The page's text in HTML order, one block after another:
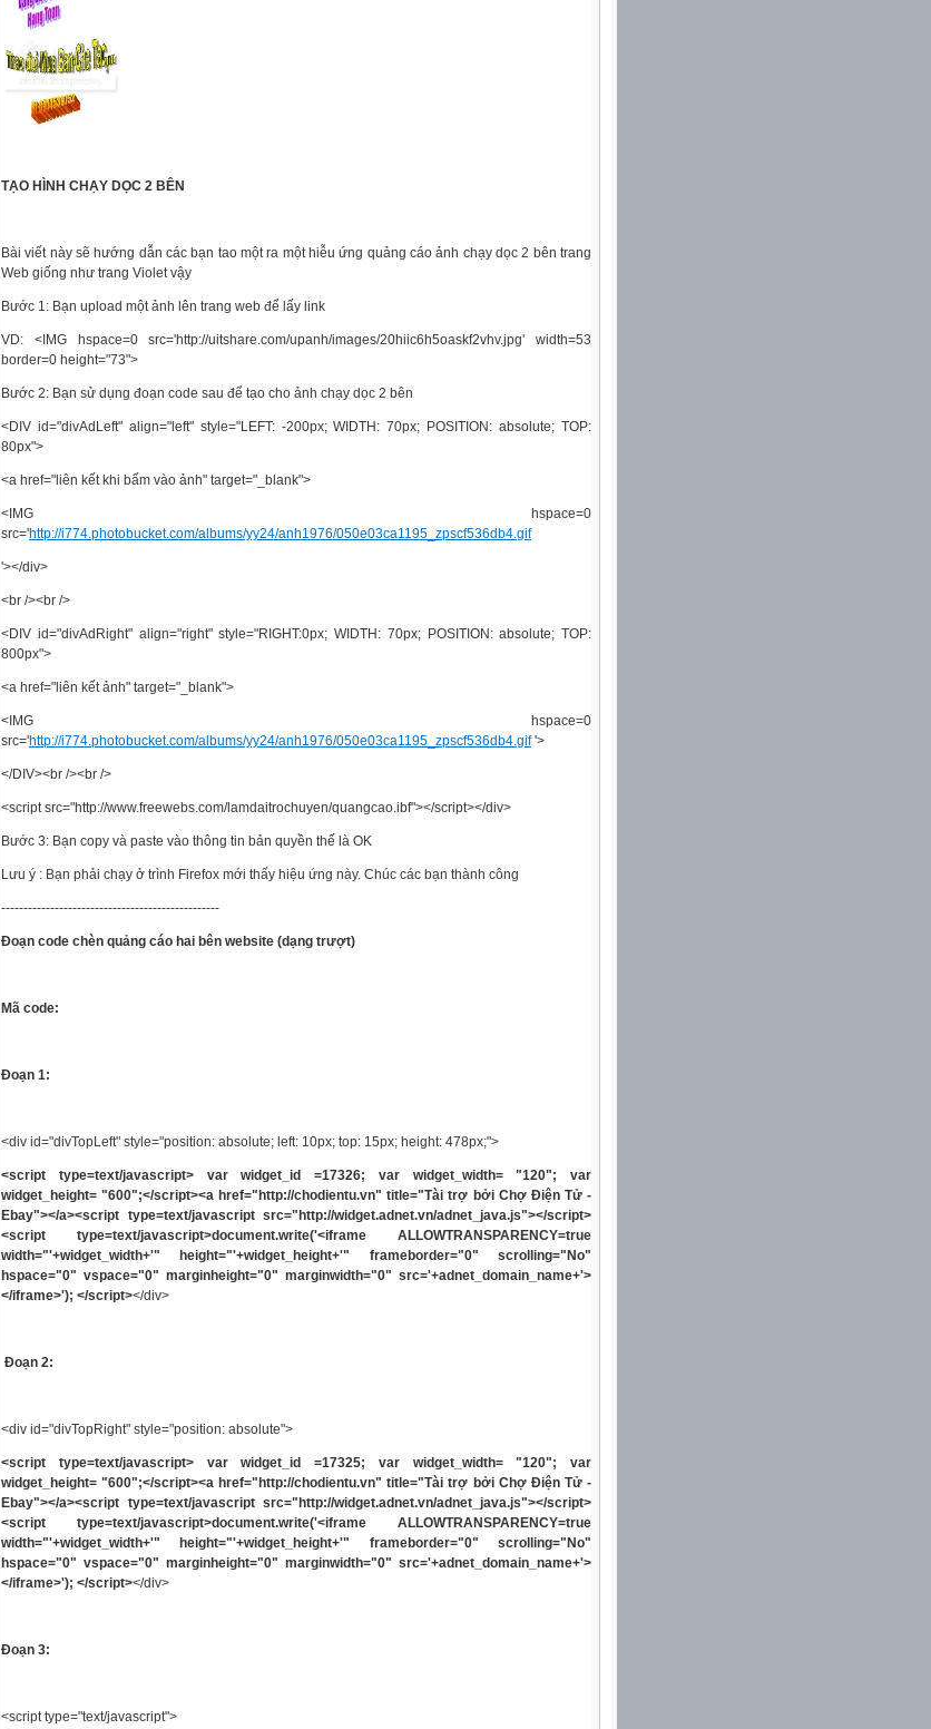
TẠO HÌNH CHẠY DỌC 2 BÊN
Bài viết này sẽ hướng dẫn các bạn tao một ra một hiễu ứng quảng cáo ảnh chạy dọc 2 bên trang
Web giống như trang Violet vậy
Bước 1: Bạn upload một ảnh lên trang web để lấy link
VD: <IMG hspace=0 src='http://uitshare.com/upanh/images/20hiic6h5oaskf2vhv.jpg' width=53
border=0 height="73">
Bước 2: Bạn sử dụng đoạn code sau để tạo cho ảnh chạy dọc 2 bên
<DIV id="divAdLeft" align="left" style="LEFT: -200px; WIDTH: 70px; POSITION: absolute; TOP:
80px">
<a href="liên kết khi bấm vào ảnh" target="_blank">
<IMG hspace=0
src='http://i774.photobucket.com/albums/yy24/anh1976/050e03ca1195_zpscf536db4.gif
'></div>
<br /><br />
<DIV id="divAdRight" align="right" style="RIGHT:0px; WIDTH: 70px; POSITION: absolute; TOP:
800px">
<a href="liên kết ảnh" target="_blank">
<IMG hspace=0
src='http://i774.photobucket.com/albums/yy24/anh1976/050e03ca1195_zpscf536db4.gif'>
</DIV><br /><br />
<script src="http://www.freewebs.com/lamdaitrochuyen/quangcao.ibf"></script></div>
Bước 3: Bạn copy và paste vào thông tin bản quyền thế là OK
Lưu ý : Bạn phải chạy ở trình Firefox mới thấy hiệu ứng này. Chúc các bạn thành công
-------------------------------------------------
Đoạn code chèn quảng cáo hai bên website (dạng trượt)
Mã code:
Đoạn 1:
<div id="divTopLeft" style="position: absolute; left: 10px; top: 15px; height: 478px;">
<script type=text/javascript> var widget_id =17326; var widget_width= "120"; var
widget_height= "600";</script><a href="http://chodientu.vn" title="Tài trợ bởi Chợ Điện Tử -
Ebay"></a><script type=text/javascript src="http://widget.adnet.vn/adnet_java.js"></script>
<script type=text/javascript>document.write('<iframe ALLOWTRANSPARENCY=true
width="'+widget_width+'" height="'+widget_height+'" frameborder="0" scrolling="No"
hspace="0" vspace="0" marginheight="0" marginwidth="0" src='+adnet_domain_name+'>
</iframe>'); </script></div>
Đoạn 2:
<div id="divTopRight" style="position: absolute">
<script type=text/javascript> var widget_id =17325; var widget_width= "120"; var
widget_height= "600";</script><a href="http://chodientu.vn" title="Tài trợ bởi Chợ Điện Tử -
Ebay"></a><script type=text/javascript src="http://widget.adnet.vn/adnet_java.js"></script>
<script type=text/javascript>document.write('<iframe ALLOWTRANSPARENCY=true
width="'+widget_width+'" height="'+widget_height+'" frameborder="0" scrolling="No"
hspace="0" vspace="0" marginheight="0" marginwidth="0" src='+adnet_domain_name+'>
</iframe>'); </script></div>
Đoạn 3:
<script type="text/javascript">